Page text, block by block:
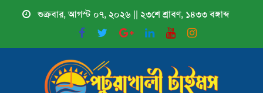
শুক্রবার, আগস্ট ০৭, ২০২৬ || ২৩শে শ্রাবণ, ১৪৩৩ বঙ্গাব্দ